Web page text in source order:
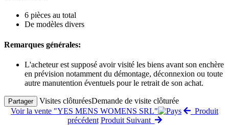
6 pièces au total
De modèles divers
Remarques générales:
L'acheteur est supposé avoir visité les biens avant son enchère
en prévision notamment du démontage, déconnexion ou toute
autre manutention éventuels pour le retrait de son achat.
Partager Visites clôturéesDemande de visite clôturée
Voir la vente "YES MENS WOMENS SRL"
Produit
précédent Produit Suivant